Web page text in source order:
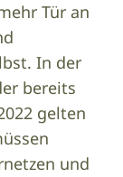
Tür an
In der
bereits
gelten
und